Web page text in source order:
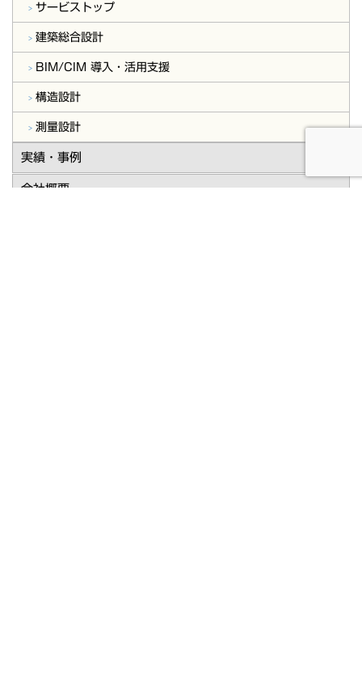
サービストップ
建築総合設計
BIM/CIM 導入・活用支援
構造設計
測量設計
実績・事例
会社概要